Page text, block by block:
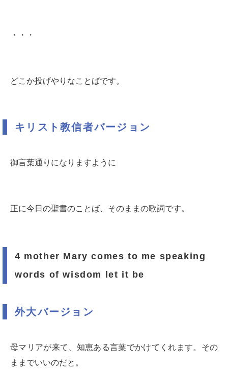
・・・
どこか投げやりなことばです。
キリスト教信者バージョン
御言葉通りになりますように
正に今日の聖書のことば、そのままの歌詞です。
4 mother Mary comes to me speaking
words of wisdom let it be
外大バージョン
母マリアが来て、知恵ある言葉でかけてくれます。その
ままでいいのだと。